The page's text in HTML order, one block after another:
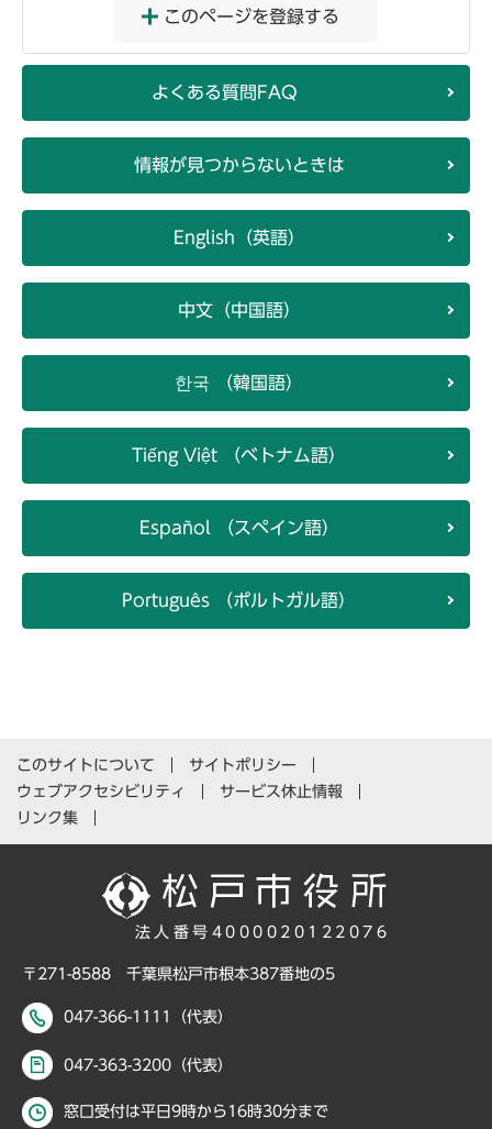
このページを登録する
よくある質問FAQ
情報が見つからないときは
English（英語）
中文（中国語）
한국 （韓国語）
Tiếng Việt （ベトナム語）
Español （スペイン語）
Português （ポルトガル語）
このサイトについて
サイトポリシー
ウェブアクセシビリティ
サービス休止情報
リンク集
法人番号4000020122076
〒271-8588 千葉県松戸市根本387番地の5
047-366-1111（代表）
047-363-3200（代表）
窓口受付は平日9時から16時30分まで